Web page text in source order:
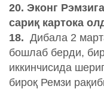
20. Эконг
сариқ картока
18. Дибала 2
бошлаб берди,
иккинчисида
бироқ Ремзи